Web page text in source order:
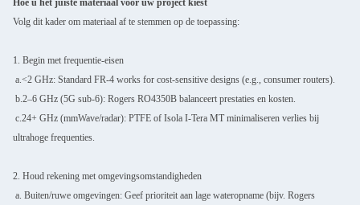
Hoe u het juiste materiaal voor uw project kiest
Volg dit kader om materiaal af te stemmen op de toepassing:
1. Begin met frequentie-eisen
a.<2 GHz: Standard FR-4 works for cost-sensitive designs (e.g., consumer routers).
b.2–6 GHz (5G sub-6): Rogers RO4350B balanceert prestaties en kosten.
c.24+ GHz (mmWave/radar): PTFE of Isola I-Tera MT minimaliseren verlies bij
ultrahoge frequenties.
2. Houd rekening met omgevingsomstandigheden
a. Buiten/ruwe omgevingen: Geef prioriteit aan lage wateropname (bijv. Rogers